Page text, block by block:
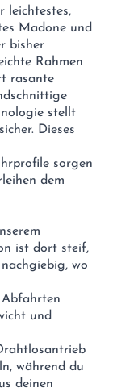
leichtestes,
Madone und
bisher
Rahmen
rasante
stellt
Dieses
sorgen
dem
ist dort steif,
wo
und
während du
deinen